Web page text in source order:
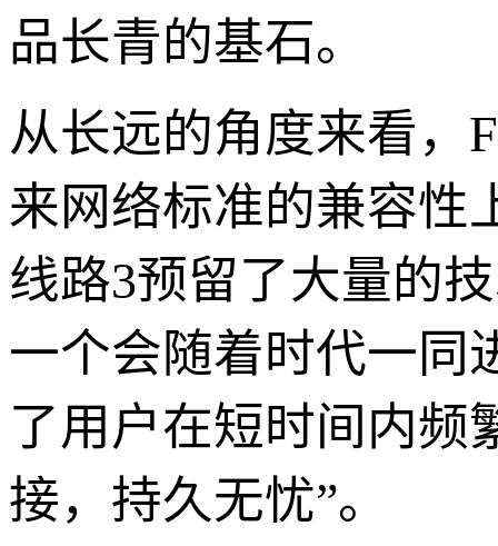
品长青的基石。
从长远的角度来看，
来网络标准的兼容性
线路3预留了大量的
一个会随着时代一同
了用户在短时间内频
接，持久无忧”。